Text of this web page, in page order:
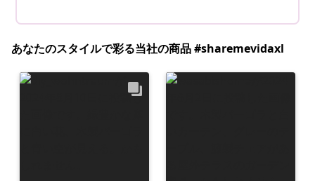
あなたのスタイルで彩る当社の商品 #sharemevidaxl